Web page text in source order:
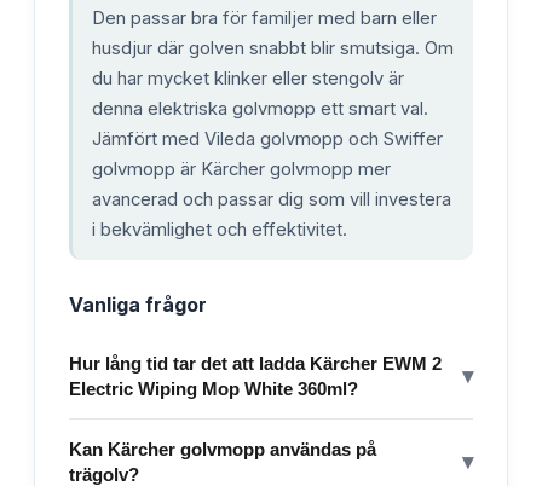
Den passar bra för familjer med barn eller
husdjur där golven snabbt blir smutsiga. Om
du har mycket klinker eller stengolv är
denna elektriska golvmopp ett smart val.
Jämfört med Vileda golvmopp och Swiffer
golvmopp är Kärcher golvmopp mer
avancerad och passar dig som vill investera
i bekvämlighet och effektivitet.
Vanliga frågor
Hur lång tid tar det att ladda Kärcher EWM 2
Electric Wiping Mop White 360ml?
▾
Kan Kärcher golvmopp användas på
trägolv?
▾